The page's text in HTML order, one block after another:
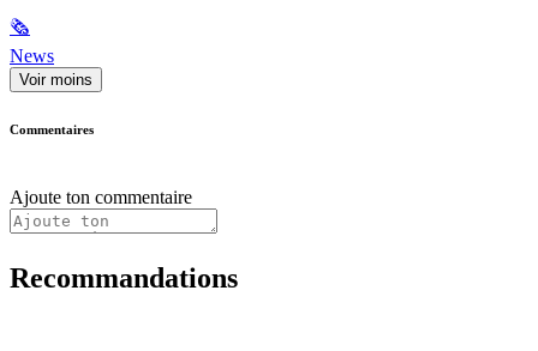
🗞
News
Voir moins
Commentaires
Ajoute ton commentaire
Recommandations